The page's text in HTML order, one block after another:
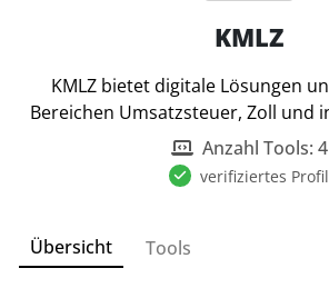
KMLZ
KMLZ bietet digitale Lösungen
Bereichen Umsatzsteuer, Zoll und
Anzahl Tools: 4
verifiziertes Profil
Übersicht Tools